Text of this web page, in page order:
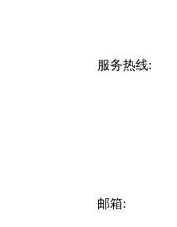
服务热线:
邮箱: